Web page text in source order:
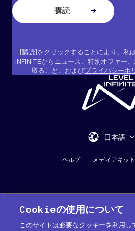
[購読]をクリックすることにより、私
INFINITEからニュース、特別オファー
取ること、およびプライバシーポ
ヘルプ メディアキット
日本語
Cookieの使用について
このサイトは必要なクッキーを利用し